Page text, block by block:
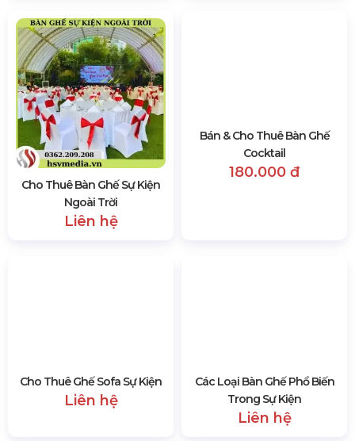
hữu ích khi bạn tổ chức hội nghị, tiệc cưới, buổi
tiệc gia đình, hoặc bất kỳ sự kiện nào khác.
Bên cạnh đó, HSV Media còn cung cấp nhiều loại
thiết bị sự kiện khác như:
trình chiếu công nghệ cao,
Ánh Sángchất lượng – sống động,Sân Khấu Lắp
Ráp Di Độngtiện lợi,… với giá rẻ và càng có nhiều
ưu đãi hơn khi quý khách hàng thuê trọn gói dịch